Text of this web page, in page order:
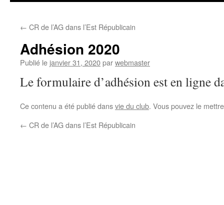
← CR de l’AG dans l’Est Républicain
Adhésion 2020
Publié le janvier 31, 2020parwebmaster
Le formulaire d’adhésion est en ligne
Ce contenu a été publié dansvie du club. Vous pouvez le
← CR de l’AG dans l’Est Républicain